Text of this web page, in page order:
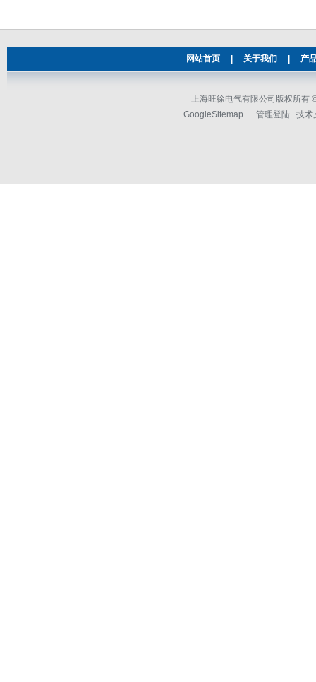
网站首页 关于我们 产
上海旺徐电气有限公司版权所有
GoogleSitemap
管理登陆 技术